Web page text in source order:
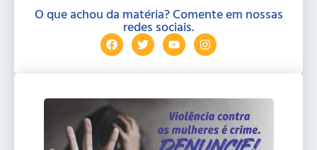
O que achou da matéria? Comente em nossas
redes sociais.